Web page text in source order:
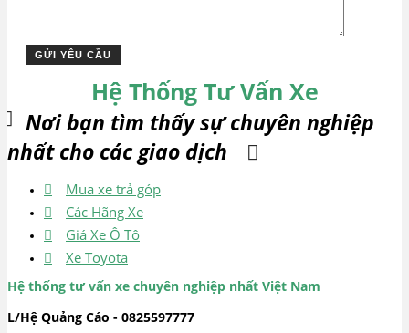
Hệ Thống Tư Vấn Xe
Nơi bạn tìm thấy sự chuyên nghiệp
nhất cho các giao dịch
Mua xe trả góp
Các Hãng Xe
Giá Xe Ô Tô
Xe Toyota
Hệ thống tư vấn xe chuyên nghiệp nhất Việt Nam
L/Hệ Quảng Cáo - 0825597777